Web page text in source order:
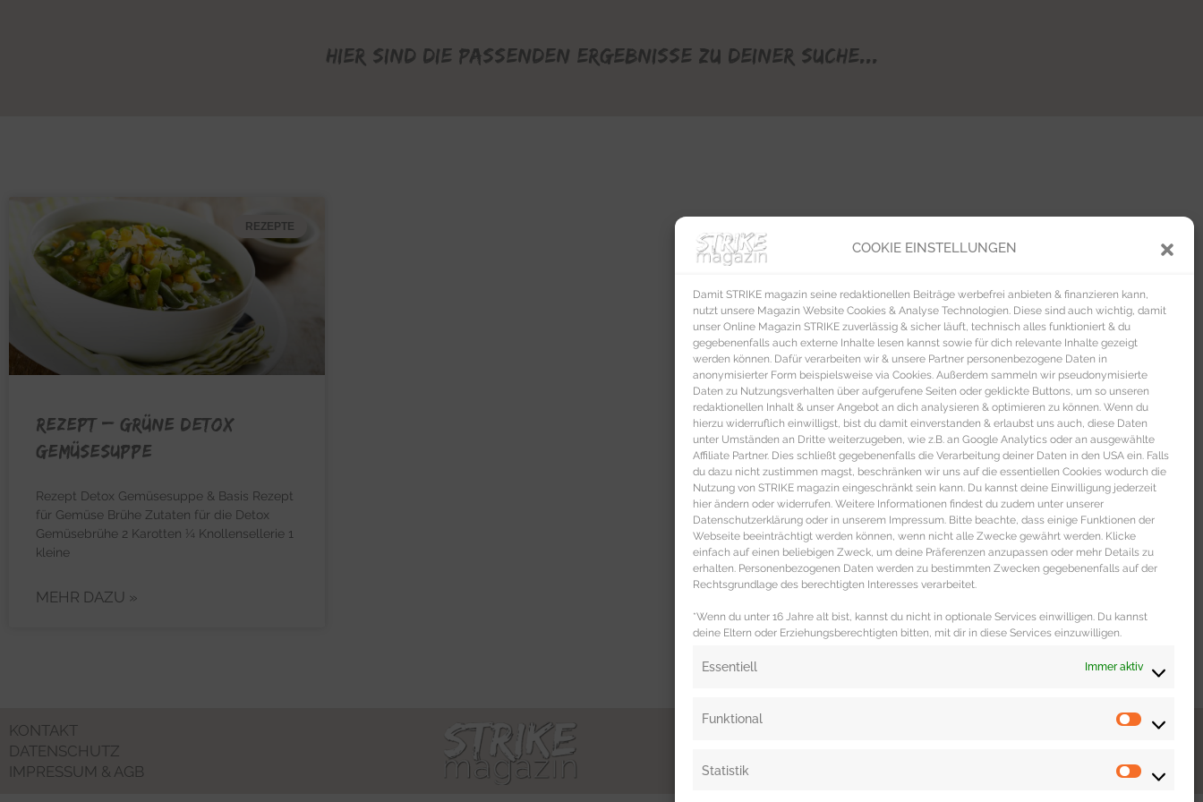
COOKIE EINSTELLUNGEN
Damit STRIKE magazin seine redaktionellen Beiträge werbefrei anbieten & finanzieren kann,
nutzt unsere Magazin Website Cookies & Analyse Technologien. Diese sind auch wichtig, damit
unser Online Magazin STRIKE zuverlässig & sicher läuft, technisch alles funktioniert & du
gegebenenfalls auch externe Inhalte lesen kannst sowie für dich relevante Inhalte gezeigt
werden können. Dafür verarbeiten wir & unsere Partner personenbezogene Daten in
anonymisierter Form beispielsweise via Cookies. Außerdem sammeln wir pseudonymisierte
Daten zu Nutzungsverhalten über aufgerufene Seiten oder geklickte Buttons, um so unseren
redaktionellen Inhalt & unser Angebot an dich analysieren & optimieren zu können. Wenn du
hierzu widerruflich einwilligst, bist du damit einverstanden & erlaubst uns auch, diese Daten
unter Umständen an Dritte weiterzugeben, wie z.B. an Google Analytics oder an ausgewählte
Affiliate Partner. Dies schließt gegebenenfalls die Verarbeitung deiner Daten in den USA ein. Falls
du dazu nicht zustimmen magst, beschränken wir uns auf die essentiellen Cookies wodurch die
Nutzung von STRIKE magazin eingeschränkt sein kann. Du kannst deine Einwilligung jederzeit
hier ändern oder widerrufen. Weitere Informationen findest du zudem unter unserer
Datenschutzerklärung oder in unserem Impressum. Bitte beachte, dass einige Funktionen der
Webseite beeinträchtigt werden können, wenn nicht alle Zwecke gewährt werden. Klicke
einfach auf einen beliebigen Zweck, um deine Präferenzen anzupassen oder mehr Details zu
erhalten. Personenbezogenen Daten werden zu bestimmten Zwecken gegebenenfalls auf der
Rechtsgrundlage des berechtigten Interesses verarbeitet.
*Wenn du unter 16 Jahre alt bist, kannst du nicht in optionale Services einwilligen. Du kannst
deine Eltern oder Erziehungsberechtigten bitten, mit dir in diese Services einzuwilligen.
Essentiell Immer aktiv
Funktional
Statistik
Hier sind die passenden Ergebnisse zu deiner Suche...
REZEPTE
REZEPT – Grüne Detox
Gemüsesuppe
Rezept Detox Gemüsesuppe & Basis Rezept
für Gemüse Brühe Zutaten für die Detox
Gemüsebrühe 2 Karotten ¼ Knollensellerie 1
kleine
MEHR DAZU »
KONTAKT
DATENSCHUTZ
IMPRESSUM & AGB